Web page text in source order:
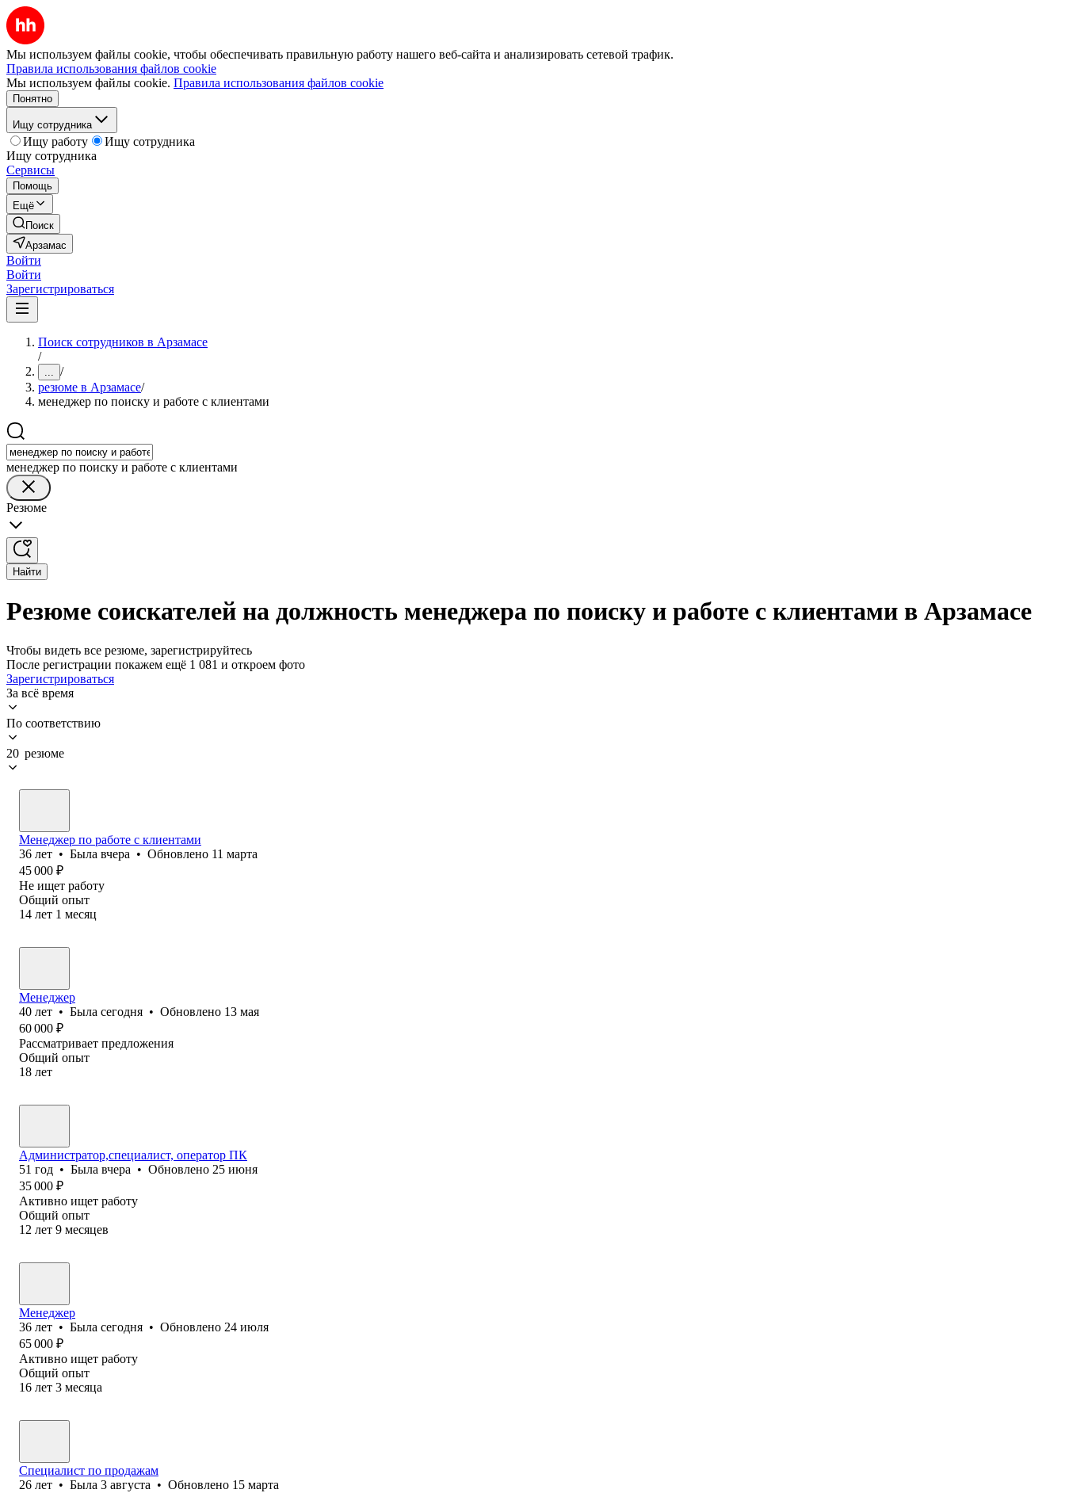
Мы используем файлы cookie, чтобы обеспечивать правильную работу нашего веб-сайта и анализировать сетевой трафик.
Правила использования файлов cookie
Мы используем файлы cookie. Правила использования файлов cookie
Понятно
Ищу сотрудника
Ищу работу
Ищу сотрудника
Ищу сотрудника
Сервисы
Помощь
Ещё
Поиск
Арзамас
Войти
Войти
Зарегистрироваться
Поиск сотрудников в Арзамасе
/
... /
резюме в Арзамасе/
менеджер по поиску и работе с клиентами
менеджер по поиску и работе с клиентами
Резюме
Найти
Резюме соискателей на должность менеджера по поиску и работе с клиентами в Арзамасе
Чтобы видеть все резюме, зарегистрируйтесь
После регистрации покажем ещё 1 081 и откроем фото
Зарегистрироваться
За всё время
По соответствию
20 резюме
Менеджер по работе с клиентами
36 лет • Была вчера • Обновлено 11 марта
45 000 ₽
Не ищет работу
Общий опыт
14 лет 1 месяц
Менеджер
40 лет • Была сегодня • Обновлено 13 мая
60 000 ₽
Рассматривает предложения
Общий опыт
18 лет
Администратор,специалист, оператор ПК
51 год • Была вчера • Обновлено 25 июня
35 000 ₽
Активно ищет работу
Общий опыт
12 лет 9 месяцев
Менеджер
36 лет • Была сегодня • Обновлено 24 июля
65 000 ₽
Активно ищет работу
Общий опыт
16 лет 3 месяца
Специалист по продажам
26 лет • Была 3 августа • Обновлено 15 марта